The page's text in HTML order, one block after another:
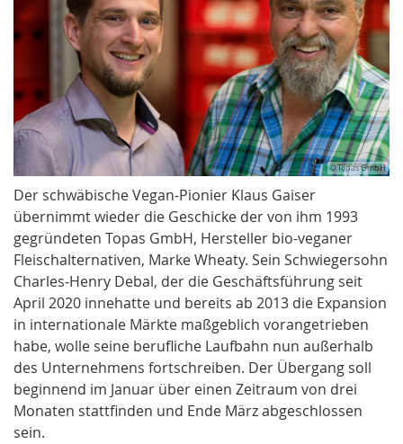
© Topas GmbH
Der schwäbische Vegan-Pionier Klaus Gaiser
übernimmt wieder die Geschicke der von ihm 1993
gegründeten Topas GmbH, Hersteller bio-veganer
Fleischalternativen, Marke Wheaty. Sein Schwiegersohn
Charles-Henry Debal, der die Geschäftsführung seit
April 2020 innehatte und bereits ab 2013 die Expansion
in internationale Märkte maßgeblich vorangetrieben
habe, wolle seine berufliche Laufbahn nun außerhalb
des Unternehmens fortschreiben. Der Übergang soll
beginnend im Januar über einen Zeitraum von drei
Monaten stattfinden und Ende März abgeschlossen
sein.